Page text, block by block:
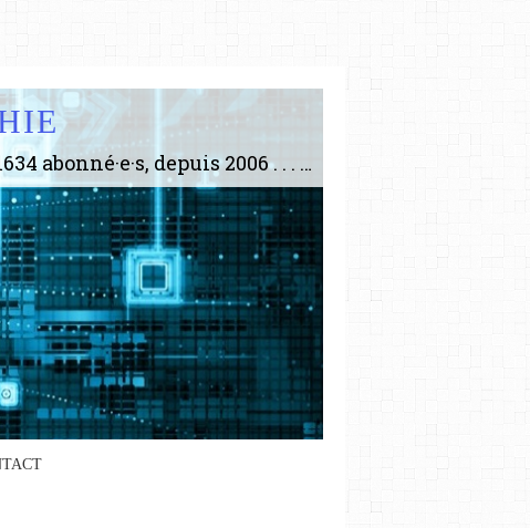
Le plus gros site de philosophie de France ! ABONNEZ-VOUS ! 4115 Articles, 1634 abonné·e·s, depuis 2006 . . . . . . . . 2 852 214 pages vues jusqu'à présent. Prestance et être apte à un plus grand nombre de choses.